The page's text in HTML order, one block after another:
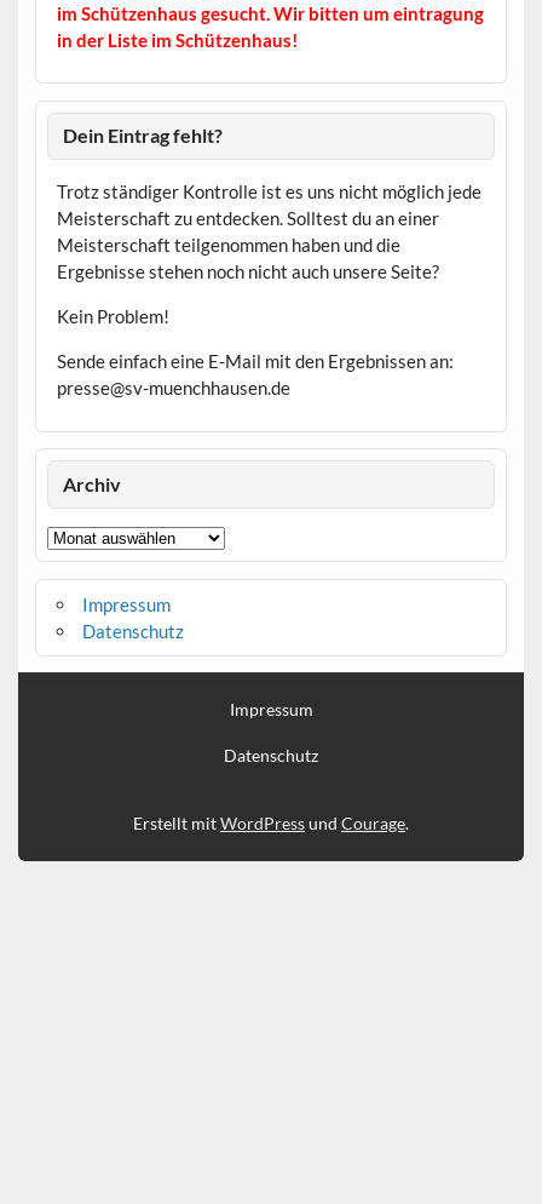
im Schützenhaus gesucht. Wir bitten um eintragung
in der Liste im Schützenhaus!
Dein Eintrag fehlt?
Trotz ständiger Kontrolle ist es uns nicht möglich jede
Meisterschaft zu entdecken. Solltest du an einer
Meisterschaft teilgenommen haben und die
Ergebnisse stehen noch nicht auch unsere Seite?
Kein Problem!
Sende einfach eine E-Mail mit den Ergebnissen an:
presse@sv-muenchhausen.de
Archiv
Archiv
Impressum
Datenschutz
Impressum
Datenschutz
Erstellt mitWordPressund Courage.